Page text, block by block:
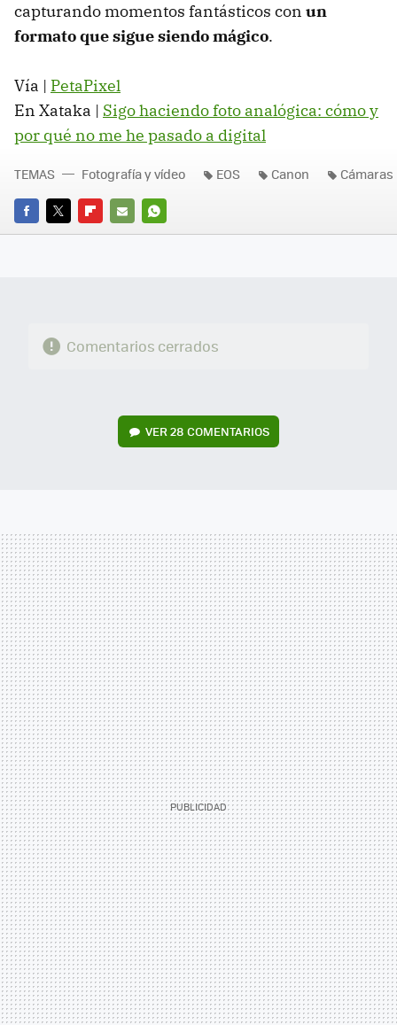
capturando momentos fantásticos con un
formato que sigue siendo mágico.
Vía | PetaPixel
En Xataka | Sigo haciendo foto analógica: cómo y
por qué no me he pasado a digital
FACEBOOK
TWITTERFLIPBOARD
E-
WHATSAPP
TEMAS Fotografía y vídeo EOS Canon
Comentarios cerrados
VER28 COMENTARIOS